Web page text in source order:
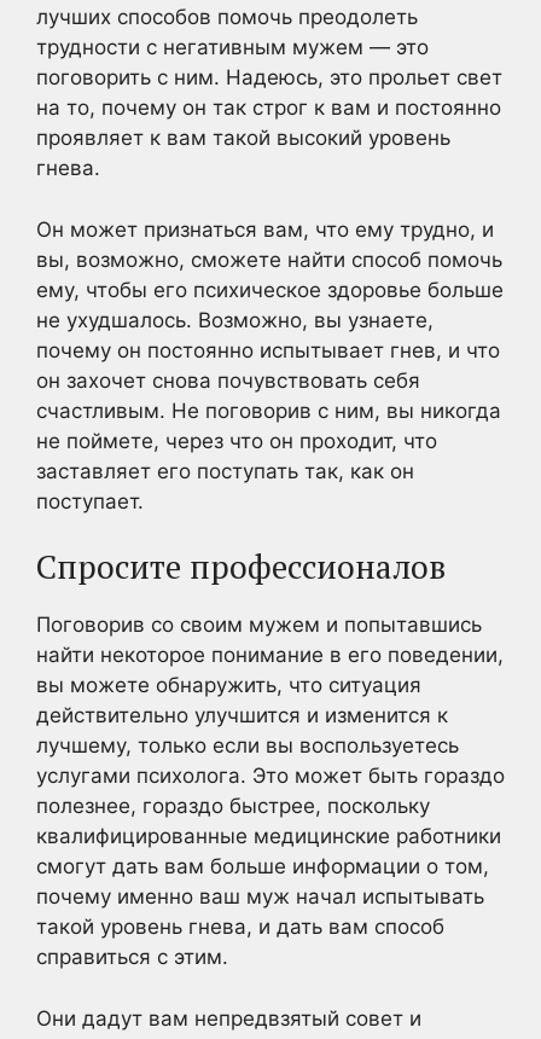
лучших способов помочь преодолеть
трудности с негативным мужем — это
поговорить с ним. Надеюсь, это прольет свет
на то, почему он так строг к вам и постоянно
проявляет к вам такой высокий уровень
гнева.
Он может признаться вам, что ему трудно, и
вы, возможно, сможете найти способ помочь
ему, чтобы его психическое здоровье больше
не ухудшалось. Возможно, вы узнаете,
почему он постоянно испытывает гнев, и что
он захочет снова почувствовать себя
счастливым. Не поговорив с ним, вы никогда
не поймете, через что он проходит, что
заставляет его поступать так, как он
поступает.
Спросите профессионалов
Поговорив со своим мужем и попытавшись
найти некоторое понимание в его поведении,
вы можете обнаружить, что ситуация
действительно улучшится и изменится к
лучшему, только если вы воспользуетесь
услугами психолога. Это может быть гораздо
полезнее, гораздо быстрее, поскольку
квалифицированные медицинские работники
смогут дать вам больше информации о том,
почему именно ваш муж начал испытывать
такой уровень гнева, и дать вам способ
справиться с этим.
Они дадут вам непредвзятый совет и